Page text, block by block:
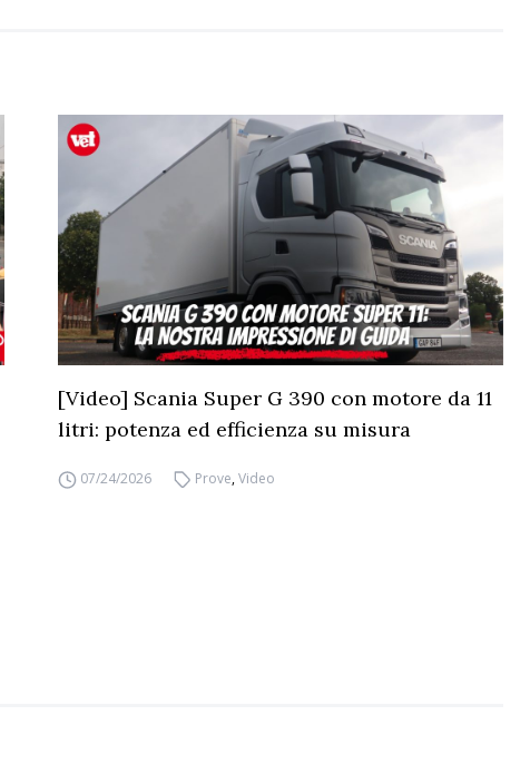
[Video] Scania Super G 390 con motore da 11
litri: potenza ed efficienza su misura
07/24/2026 Prove,Video